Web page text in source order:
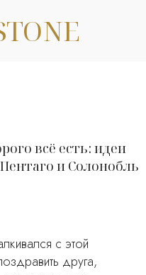
всё есть: идеи
и Солонобль
с этой
друга,